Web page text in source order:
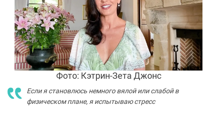
Фото: Кэтрин-Зета Джонс
Если я становлюсь немного вялой или слабой в
физическом плане, я испытываю стресс